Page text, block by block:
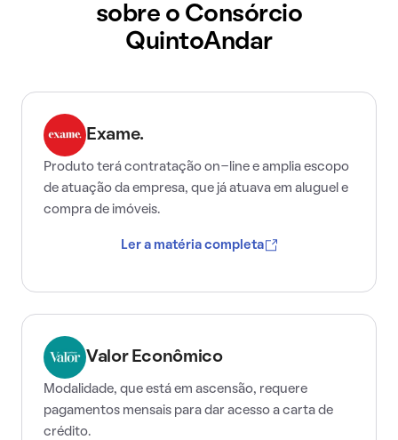
sobre o Consórcio
QuintoAndar
Exame.
Produto terá contratação on-line e amplia escopo
de atuação da empresa, que já atuava em aluguel e
compra de imóveis.
Ler a matéria completa
Valor Econômico
Modalidade, que está em ascensão, requere
pagamentos mensais para dar acesso a carta de
crédito.